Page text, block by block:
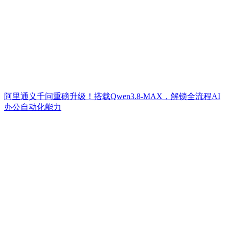
阿里通义千问重磅升级！搭载Qwen3.8-MAX，解锁全流程AI
办公自动化能力